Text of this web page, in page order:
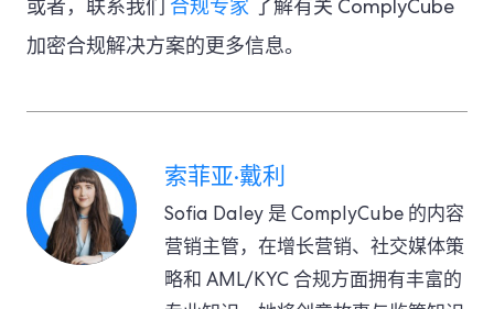
或者，联系我们 合规专家 了解有关 ComplyCube
加密合规解决方案的更多信息。
索菲亚·戴利
Sofia Daley 是 ComplyCube 的内容
营销主管，在增长营销、社交媒体策
略和 AML/KYC 合规方面拥有丰富的